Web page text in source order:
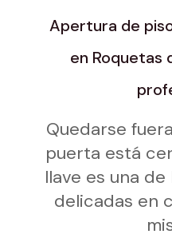
Apertura de
en Roquetas
Quedarse
puerta está
llave es una
delicadas en